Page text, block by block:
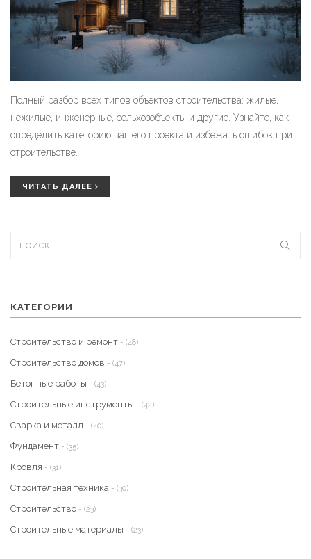
Полный разбор всех типов объектов строительства: жилые,
нежилые, инженерные, сельхозобъекты и другие. Узнайте, как
определить категорию вашего проекта и избежать ошибок при
строительстве.
ЧИТАТЬ ДАЛЕЕ
КАТЕГОРИИ
Строительство и ремонт - (48)
Строительство домов - (47)
Бетонные работы - (43)
Строительные инструменты - (42)
Сварка и металл - (40)
Фундамент - (35)
Кровля - (31)
Строительная техника - (30)
Строительство - (23)
Строительные материалы - (23)